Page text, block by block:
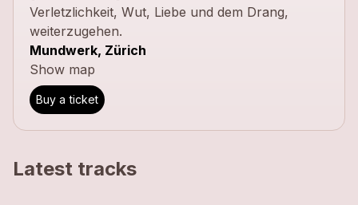
Verletzlichkeit, Wut, Liebe und dem Drang,
weiterzugehen.
Mundwerk, Zürich
Show map
Buy a ticket
Latest tracks